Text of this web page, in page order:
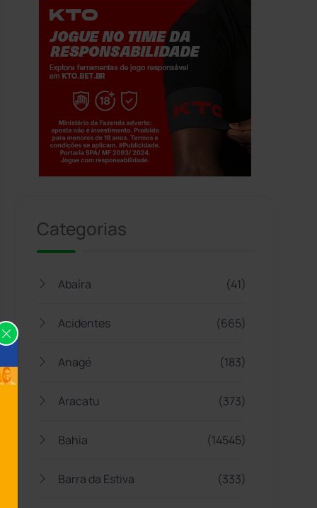
Categorias
Abaíra (41)
Acidentes (665)
Anagé (183)
Aracatu (373)
Bahia (14545)
Barra da Estiva (333)